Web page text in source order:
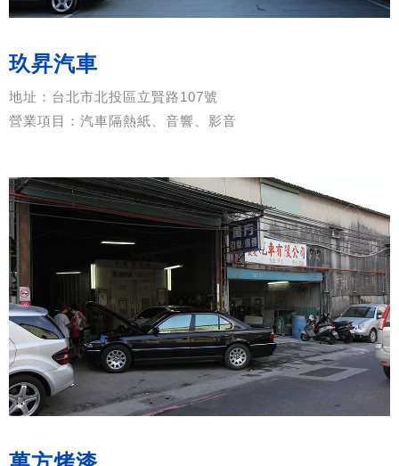
玖昇汽車
地址：台北市北投區立賢路107號
營業項目：汽車隔熱紙、音響、影音